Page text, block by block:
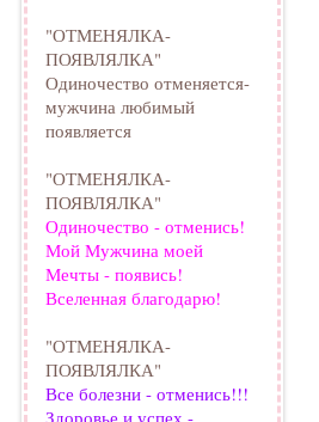
"ОТМЕНЯЛКА-
ПОЯВЛЯЛКА"
Одиночество отменяется-
мужчина любимый
появляется
"ОТМЕНЯЛКА-
ПОЯВЛЯЛКА"
Одиночество - отменись!
Мой Мужчина моей
Мечты - появись!
Вселенная благодарю!
"ОТМЕНЯЛКА-
ПОЯВЛЯЛКА"
Все болезни - отменись!!!
Здоровье и успех -